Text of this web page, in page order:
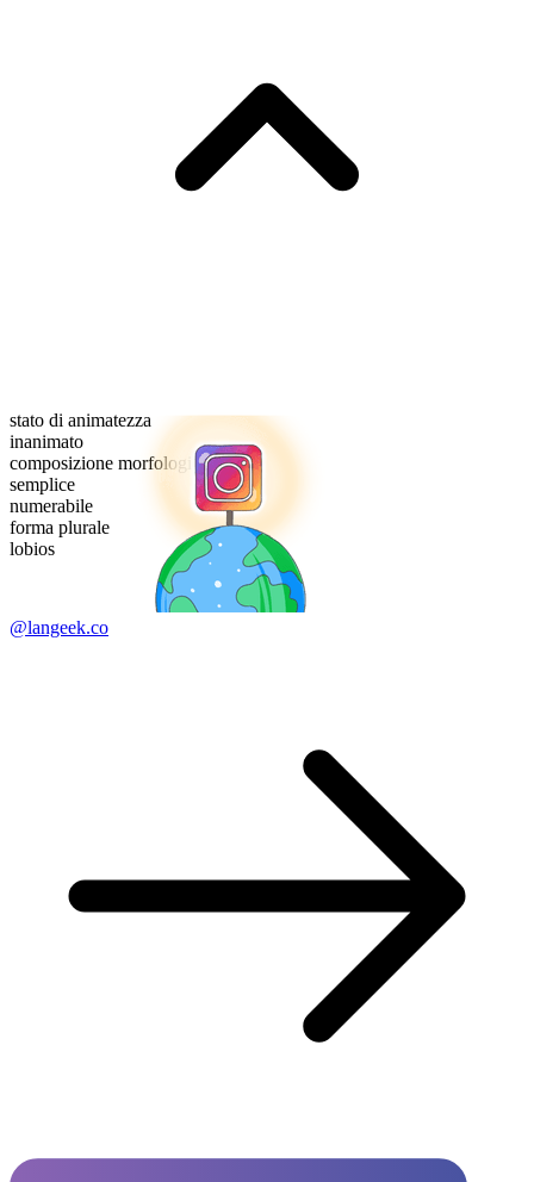
stato di animatezza
inanimato
composizione morfologica
semplice
numerabile
forma plurale
lobios
@langeek.co